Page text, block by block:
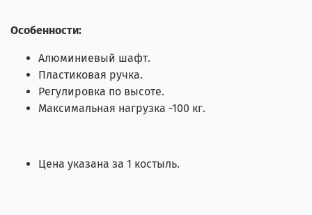
Особенности:
Алюминиевый шафт.
Пластиковая ручка.
Регулировка по высоте.
Максимальная нагрузка -100 кг.
Цена указана за 1 костыль.